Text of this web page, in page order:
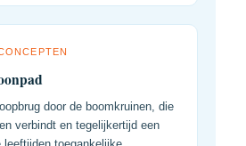
door de boomkruinen, die
verbindt en tegelijkertijd een